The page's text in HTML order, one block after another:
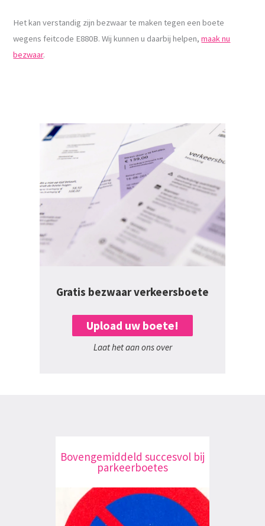
Het kan verstandig zijn bezwaar te maken tegen een boete
wegens feitcode E880B. Wij kunnen u daarbij helpen,maak nu
bezwaar.
Gratis bezwaar verkeersboete
Upload uw boete!
Laat het aan ons over
Bovengemiddeld succesvol bij
parkeerboetes